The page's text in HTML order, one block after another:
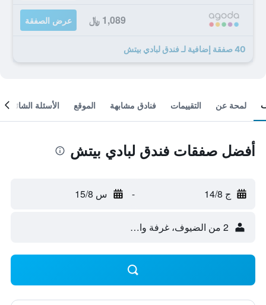
1,089 ﷼ عرض الصفقة
40 صفقة إضافية لـ فندق لبادي بيتش
لمحة عن التقييمات فنادق مشابهة الموقع الأسئلة الشائعة
أفضل صفقات فندق لبادي بيتش
ج 14/8 - س 15/8
2 من الضيوف، غرفة واحدة